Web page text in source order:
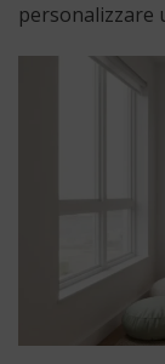
personalizzare